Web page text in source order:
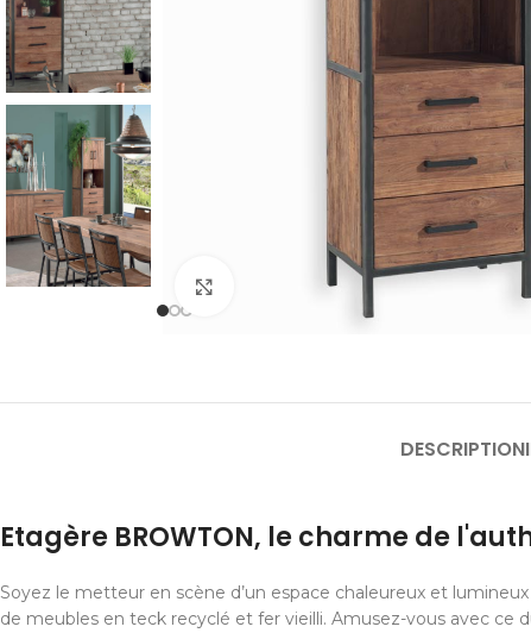
Cliquer pour agrandir
DESCRIPTION
Etagère BROWTON, le charme de
Soyez le metteur en scène d’un espace chaleureux et
de meubles en teck recyclé et fer vieilli. Amusez-vous avec ce